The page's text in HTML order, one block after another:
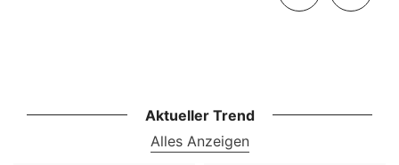
Aktueller Trend
Alles Anzeigen